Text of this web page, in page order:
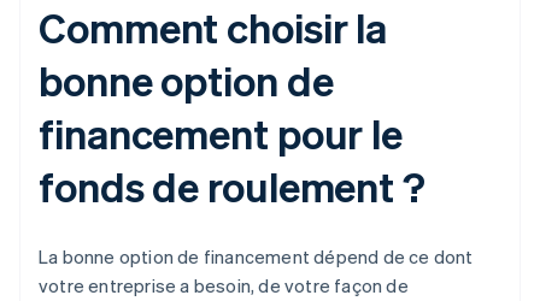
Comment choisir la
bonne option de
financement pour le
fonds de roulement ?
La bonne option de financement dépend de ce dont
votre entreprise a besoin, de votre façon de